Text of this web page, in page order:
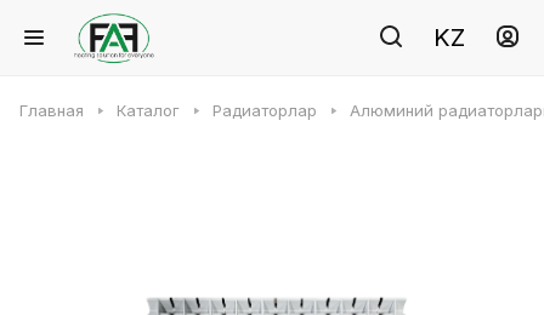
KZ
Главная Каталог Радиаторлар Алюминий